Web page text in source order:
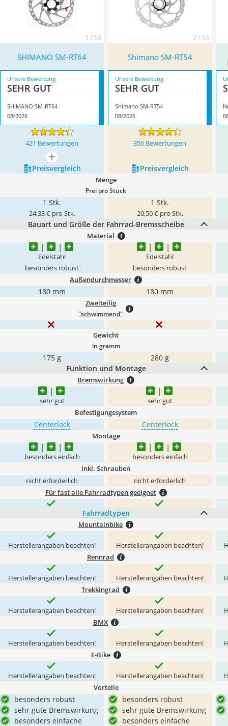
1 / 14 2 / 14
SHIMANO SM-RT64 Shimano SM-RT54
Unsere Bewertung
SEHR GUT
SHIMANO SM-RT64
08/2026
Unsere Bewertung
SEHR GUT
Shimano SM-RT54
08/2026
421 Bewertungen 356 Bewertungen
mehr anzeigen
Preis­vergleich
Preis­vergleich
Menge
Prei pro Stück
1 Stk.
24,33 € pro Stk.
1 Stk.
20,50 € pro Stk.
Bauart und Größe der Fahrrad-Bremsscheibe
Material
Edelstahl
besonders robust
Edelstahl
besonders robust
Außendurchmesser
180 mm 180 mm
Zweiteilig
"schwimmend"
Gewicht
in gramm
175 g
280 g
Funktion und Montage
Bremswirkung
sehr gut sehr gut
Befestigungssystem
Centerlock Centerlock
Montage
besonders einfach besonders einfach
Inkl. Schrauben
nicht erforderlich nicht erforderlich
Für fast alle Fahrradtypen geeignet
Fahrradtypen
Mountainbike
Herstellerangaben beachten! Herstellerangaben beachten!
Rennrad
Herstellerangaben beachten! Herstellerangaben beachten!
Trekkingrad
Herstellerangaben beachten! Herstellerangaben beachten!
BMX
Herstellerangaben beachten! Herstellerangaben beachten!
E-Bike
Herstellerangaben beachten! Herstellerangaben beachten!
Vorteile
besonders robust
sehr gute Bremswirkung
besonders einfache
besonders robust
sehr gute Bremswirkung
besonders einfache